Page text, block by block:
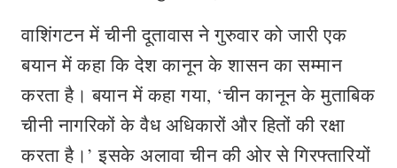
वाशिंगटन में चीनी दूतावास ने गुरुवार को जारी एक
बयान में कहा कि देश कानून के शासन का सम्मान
करता है। बयान में कहा गया, ‘चीन कानून के मुताबिक
चीनी नागरिकों के वैध अधिकारों और हितों की रक्षा
करता है।’ इसके अलावा चीन की ओर से गिरफ्तारियों